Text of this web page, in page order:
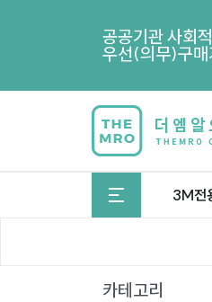
공공기관 사회
우선(의무)구매
3M전
카테고리